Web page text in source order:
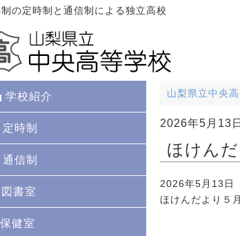
の定時制と通信制による独立高校
山梨県立中央
2026年5月13
ほけん
2026年5月13日
ほけんだより５
学校紹介
定時制
通信制
図書室
保健室